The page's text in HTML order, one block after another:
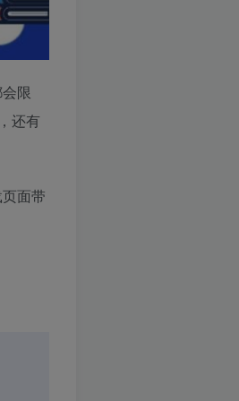
限
还有
面带